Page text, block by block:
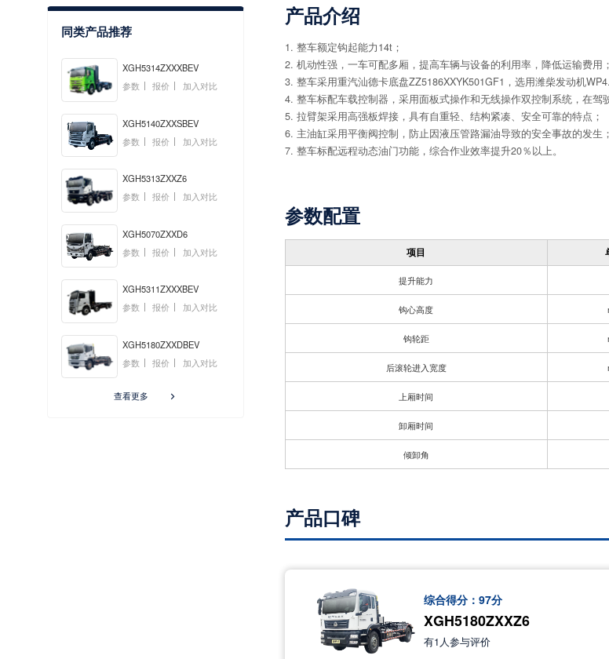
同类产品推荐
XGH5314ZXXXBEV
参数
报价 加入对比
XGH5140ZXXSBEV
参数
报价 加入对比
XGH5313ZXXZ6
参数
报价 加入对比
XGH5070ZXXD6
参数
报价 加入对比
XGH5311ZXXXBEV
参数
报价 加入对比
XGH5180ZXXDBEV
参数
报价 加入对比
查看更多 
产品介绍
1. 整车额定钩起能力14t；
2. 机动性强，一车可配多厢，提高车辆与设备的利用率，降低运输费用；
3. 整车采用重汽汕德卡底盘ZZ5186XXYK501GF1，选用潍柴发动机
4. 整车标配车载控制器，采用面板式操作和无线操作双控制系统，在驾
5. 拉臂架采用高强板焊接，具有自重轻、结构紧凑、安全可靠的特点；
6. 主油缸采用平衡阀控制，防止因液压管路漏油导致的安全事故的发生；
7. 整车标配远程动态油门功能，综合作业效率提升20％以上。
参数配置
项目
提升能力
钩心高度
钩轮距
后滚轮进入宽度
上厢时间
卸厢时间
倾卸角
产品口碑
综合得分：97分
XGH5180ZXXZ6
有1 人参与评价